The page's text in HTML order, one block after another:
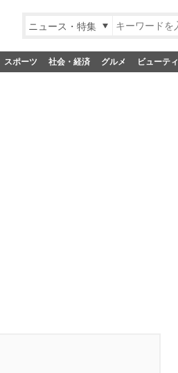
ニュース・特集
スポーツ 社会・経済 グルメ ビューティ